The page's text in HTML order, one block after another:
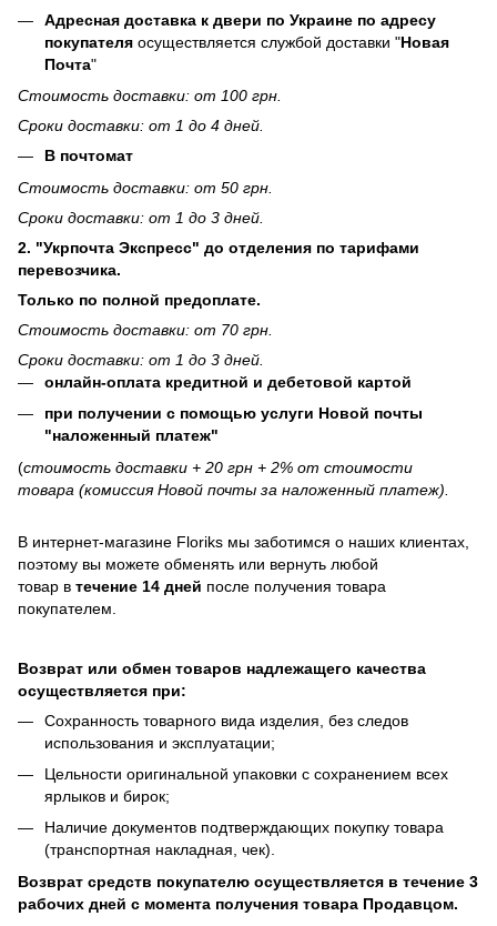
Адресная доставка к двери по Украине по адресу
покупателя осуществляется службой доставки "Новая
Почта"
Стоимость доставки: от 100 грн.
Сроки доставки: от 1 до 4 дней.
В почтомат
Стоимость доставки: от 50 грн.
Сроки доставки: от 1 до 3 дней.
2. "Укрпочта Экспресс" до отделения по тарифами
перевозчика.
Только по полной предоплате.
Стоимость доставки: от 70 грн.
Сроки доставки: от 1 до 3 дней.
онлайн-оплата кредитной и дебетовой картой
при получении с помощью услуги Новой почты
"наложенный платеж"
(стоимость доставки + 20 грн + 2% от стоимости
товара (комиссия Новой почты за наложенный платеж).
В интернет-магазине Floriks мы заботимся о наших клиентах,
поэтому вы можете обменять или вернуть любой
товар в течение 14 дней после получения товара
покупателем.
Возврат или обмен товаров надлежащего качества
осуществляется при:
Сохранность товарного вида изделия, без следов
использования и эксплуатации;
Цельности оригинальной упаковки с сохранением всех
ярлыков и бирок;
Наличие документов подтверждающих покупку товара
(транспортная накладная, чек).
Возврат средств покупателю осуществляется в течение 3
рабочих дней с момента получения товара Продавцом.